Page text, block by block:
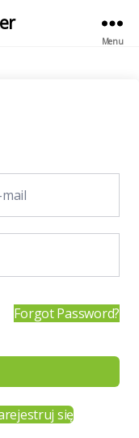
Menu
Forgot Password?
się